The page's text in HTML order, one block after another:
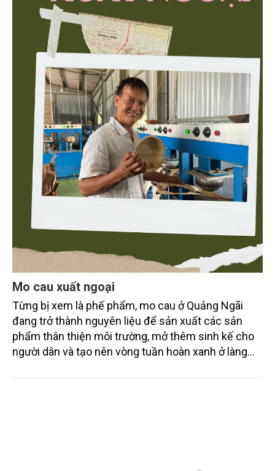
Mo cau xuất ngoại
Từng bị xem là phế phẩm, mo cau ở Quảng Ngãi
đang trở thành nguyên liệu để sản xuất các sản
phẩm thân thiện môi trường, mở thêm sinh kế cho
người dân và tạo nên vòng tuần hoàn xanh ở làng
chén, dĩa... từ mo cau đã được thị trường trong nước